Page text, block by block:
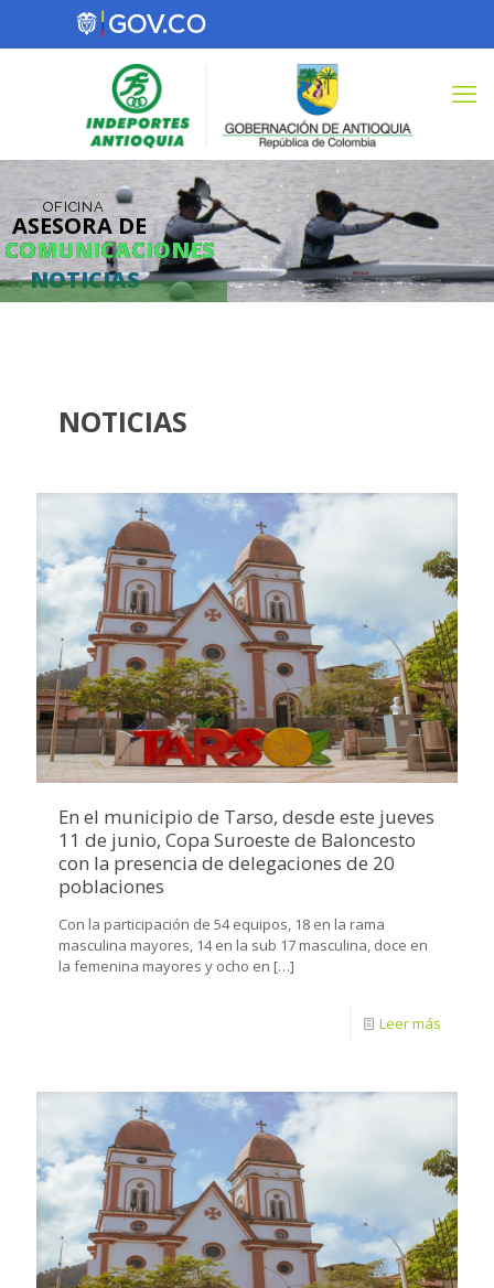
OFICINA
COMUNICACIONES
NOTICIAS
ASESORA DE
COMUNICACIONES
NOTICIAS
En el municipio de Tarso, desde este jueves
11 de junio, Copa Suroeste de Baloncesto
con la presencia de delegaciones de 20
poblaciones
Con la participación de 54 equipos, 18 en la rama
masculina mayores, 14 en la sub 17 masculina, doce en
la femenina mayores y ocho en […]
Leer más